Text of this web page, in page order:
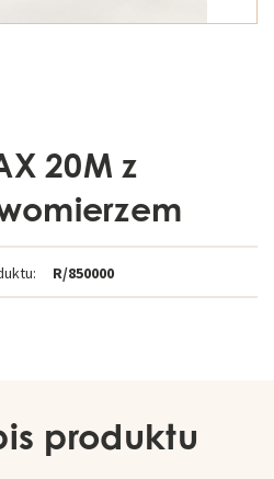
20M z
R/850000
produktu